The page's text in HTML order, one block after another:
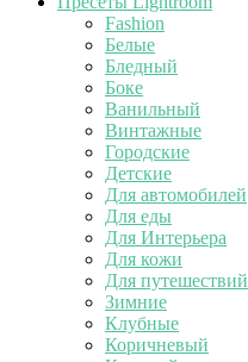
Fashion
Белые
Бледный
Боке
Ванильный
Винтажные
Городские
Детские
Для автомобилей
Для еды
Для Интерьера
Для кожи
Для путешествий
Зимние
Клубные
Коричневый